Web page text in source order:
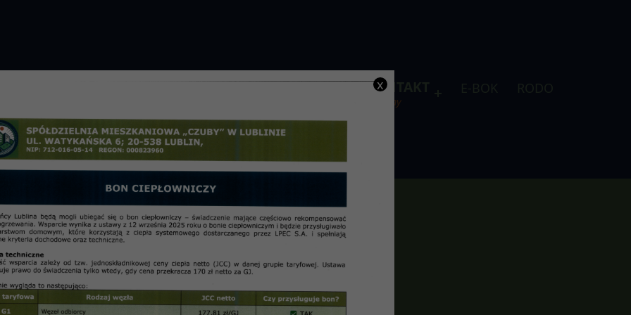
PRZETARGI OSIEDLA KONTAKT
telefony
-Wakacje z Klubem „Łęgi”
x